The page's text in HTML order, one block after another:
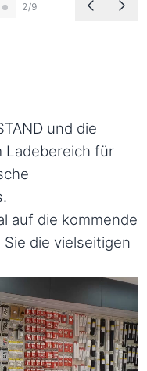
2/9
und die
Ladebereich für
auf die kommende
die vielseitigen